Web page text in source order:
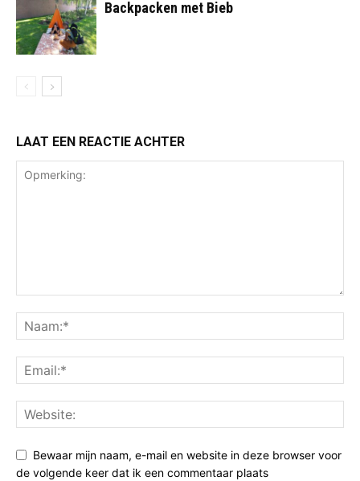
Backpacken met Bieb
LAAT EEN REACTIE ACHTER
Bewaar mijn naam, e-mail en website in deze browser voor
de volgende keer dat ik een commentaar plaats